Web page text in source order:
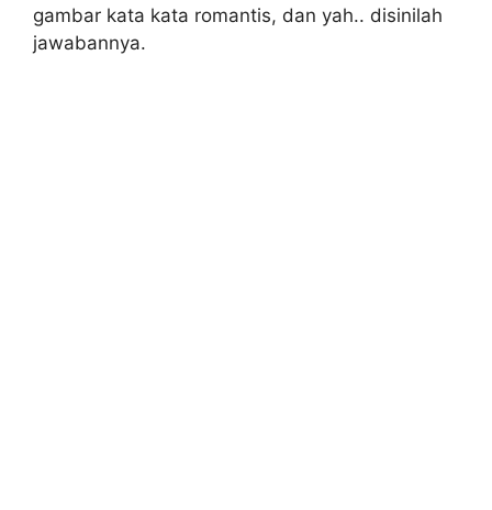
gambar kata kata romantis, dan yah.. disinilah
jawabannya.